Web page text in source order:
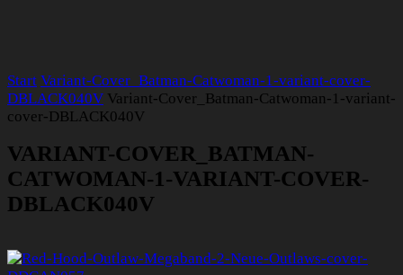
Start Variant-Cover_Batman-Catwoman-1-variant-cover-
DBLACK040V Variant-Cover_Batman-Catwoman-1-variant-
cover-DBLACK040V
VARIANT-COVER_BATMAN-
CATWOMAN-1-VARIANT-COVER-
DBLACK040V